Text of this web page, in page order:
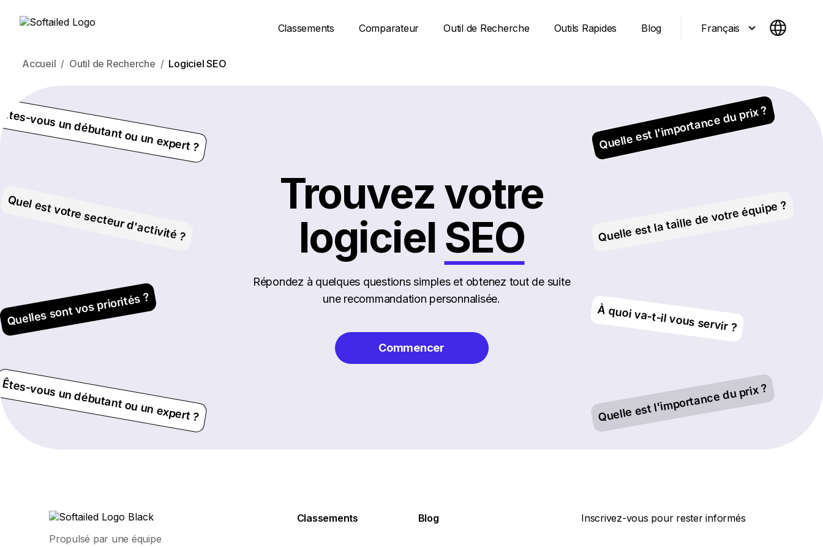
Classements Comparateur Outil de Recherche Outils Rapides Blog Français
Accueil Outil de Recherche Logiciel SEO
Trouvez votre
logiciel SEO
Répondez à quelques questions simples et obtenez tout de suite
une recommandation personnalisée.
Commencer
Êtes-vous un débutant ou un expert ? Quelle est l'importance du prix ?
Quel est votre secteur d'activité ? Quelle est la taille de votre équipe ?
Quelles sont vos priorités ? À quoi va-t-il vous servir ?
Êtes-vous un débutant ou un expert ? Quelle est l'importance du prix ?
Propulsé par une équipe
Classements Blog Inscrivez-vous pour rester informés